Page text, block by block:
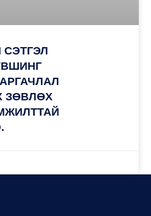
СЭТГЭЛ
ЗӨВЛӨХ